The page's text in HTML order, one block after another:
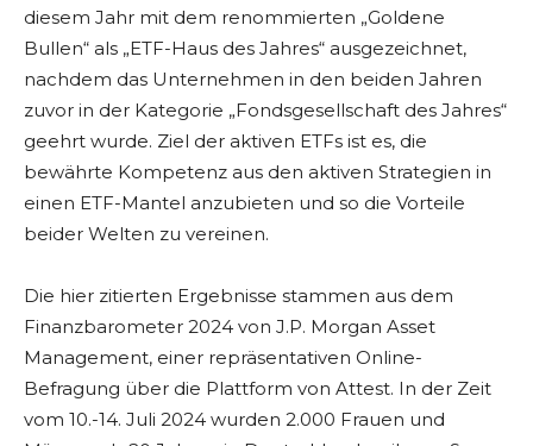
diesem Jahr mit dem renommierten „Goldene
Bullen“ als „ETF-Haus des Jahres“ ausgezeichnet,
nachdem das Unternehmen in den beiden Jahren
zuvor in der Kategorie „Fondsgesellschaft des Jahres“
geehrt wurde. Ziel der aktiven ETFs ist es, die
bewährte Kompetenz aus den aktiven Strategien in
einen ETF-Mantel anzubieten und so die Vorteile
beider Welten zu vereinen.
Die hier zitierten Ergebnisse stammen aus dem
Finanzbarometer 2024 von J.P. Morgan Asset
Management, einer repräsentativen Online-
Befragung über die Plattform von Attest. In der Zeit
vom 10.-14. Juli 2024 wurden 2.000 Frauen und